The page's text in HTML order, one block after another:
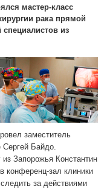
мастер-класс
рака прямой
из
заместитель
Сергей Байдо.
Запорожья Константин
конференц-зал клиники
за действиями